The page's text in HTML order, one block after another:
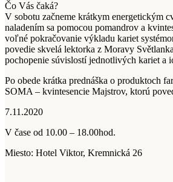
Čo Vás čaká?
V sobotu začneme krátkym energetickým
naladením sa pomocou pomandrov a
voľné pokračovanie výkladu kariet
povedie skvelá lektorka z Moravy
pochopenie súvislostí jednotlivých kariet a
Po obede krátka prednáška o produktoch
SOMA – kvintesencie Majstrov, ktorú
7.11.2020
V čase od 10.00 – 18.00hod.
Miesto: Hotel Viktor, Kremnická 26